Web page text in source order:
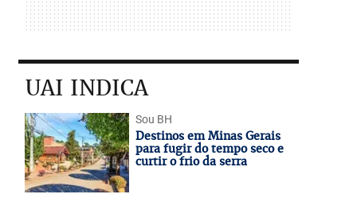
UAI INDICA
Sou BH
Destinos em Minas Gerais
para fugir do tempo seco e
curtir o frio da serra